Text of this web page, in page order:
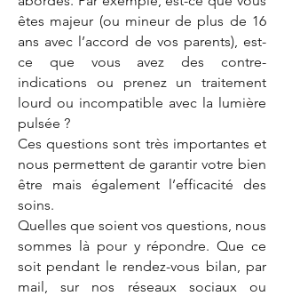
êtes majeur (ou mineur de plus de 16
ans avec l’accord de vos parents), est-
ce que vous avez des contre-
indications ou prenez un traitement
lourd ou incompatible avec la lumière
pulsée ?
Ces questions sont très importantes et
nous permettent de garantir votre bien
être mais également l’efficacité des
soins.
Quelles que soient vos questions, nous
sommes là pour y répondre. Que ce
soit pendant le rendez-vous bilan, par
mail, sur nos réseaux sociaux ou